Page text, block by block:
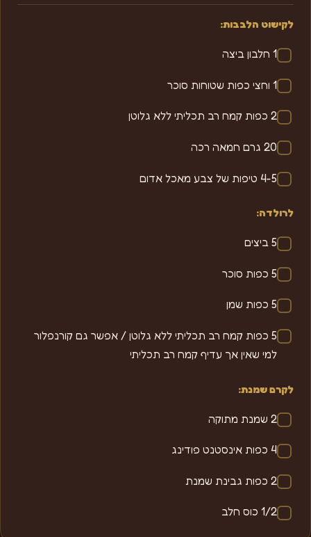
לקישוט הלבבות:
1 חלבון ביצה
1 וחצי כפות שטוחות סוכר
2 כפות קמח רב תכליתי ללא גלוטן
20 גרם חמאה רכה
4-5 טיפות של צבע מאכל אדום
לרולדה:
5 ביצים
5 כפות סוכר
5 כפות שמן
5 כפות קמח רב תכליתי ללא גלוטן / אפשר גם קורנפלור
למי שאין אך עדיף קמח רב תכליתי
לקרם שמנת:
2 שמנת מתוקה
4 כפות אינסטנט פודינג
2 כפות גבינת שמנת
1/2 כוס חלב